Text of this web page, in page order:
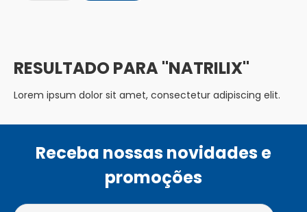
NATRILIX
Lorem ipsum dolor sit amet, consectetur adipiscing elit.
Receba nossas novidades e
promoções